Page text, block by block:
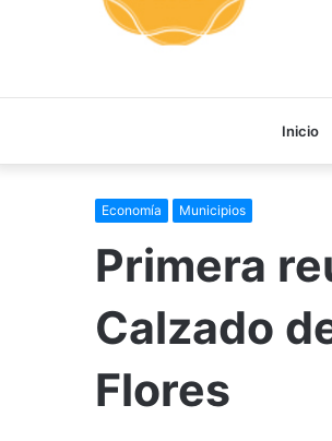
Inicio
Economía Municipios
Primera
Calzado
Flores